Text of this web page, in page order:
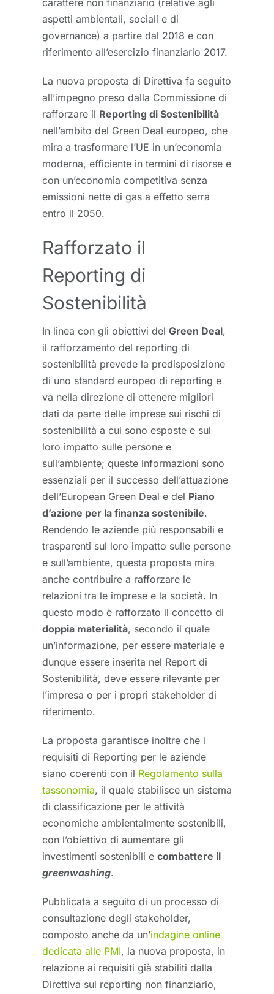
aspetti ambientali, sociali e di
governance) a partire dal 2018 e con
riferimento all’esercizio finanziario 2017.
La nuova proposta di Direttiva fa seguito
all’impegno preso dalla Commissione di
rafforzare il Reporting di Sostenibilità
nell’ambito del Green Deal europeo, che
mira a trasformare l’UE in un’economia
moderna, efficiente in termini di risorse e
con un’economia competitiva senza
emissioni nette di gas a effetto serra
entro il 2050.
Rafforzato il
Reporting di
Sostenibilità
In linea con gli obiettivi del Green Deal,
il rafforzamento del reporting di
sostenibilità prevede la predisposizione
di uno standard europeo di reporting e
va nella direzione di ottenere migliori
dati da parte delle imprese sui rischi di
sostenibilità a cui sono esposte e sul
loro impatto sulle persone e
sull’ambiente; queste informazioni sono
essenziali per il successo dell’attuazione
dell’European Green Deal e del Piano
d’azione per la finanza sostenibile.
Rendendo le aziende più responsabili e
trasparenti sul loro impatto sulle persone
e sull’ambiente, questa proposta mira
anche contribuire a rafforzare le
relazioni tra le imprese e la società. In
questo modo è rafforzato il concetto di
doppia materialità, secondo il quale
un’informazione, per essere materiale e
dunque essere inserita nel Report di
Sostenibilità, deve essere rilevante per
l’impresa o per i propri stakeholder di
riferimento.
La proposta garantisce inoltre che i
requisiti di Reporting per le aziende
siano coerenti con il Regolamento sulla
tassonomia, il quale stabilisce un sistema
di classificazione per le attività
economiche ambientalmente sostenibili,
con l’obiettivo di aumentare gli
investimenti sostenibili e combattere il
greenwashing.
Pubblicata a seguito di un processo di
consultazione degli stakeholder,
composto anche da un’indagine online
dedicata alle PMI, la nuova proposta, in
relazione ai requisiti già stabiliti dalla
Direttiva sul reporting non finanziario,